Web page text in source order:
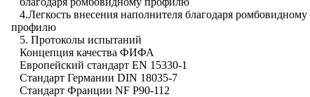
4.Легкость внесения наполнителя благодаря ромбовидному
профилю
5. Протоколы испытаний
Концепция качества ФИФА
Европейский стандарт EN 15330-1
Стандарт Германии DIN 18035-7
Стандарт Франции NF P90-112